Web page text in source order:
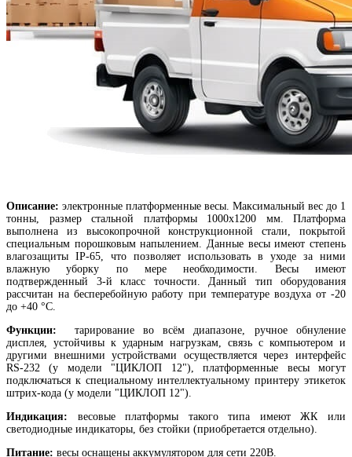
Описание: электронные платформенные весы. Максимальный вес до 1
тонны, размер стальной платформы 1000х1200 мм. Платформа
выполнена из высокопрочной конструкционной стали, покрытой
специальным порошковым напылением. Данные весы имеют степень
влагозащиты IP-65, что позволяет использовать в уходе за ними
влажную уборку по мере необходимости. Весы имеют
подтвержденный 3-й класс точности. Данный тип оборудования
рассчитан на бесперебойную работу при температуре воздуха от -20
до +40 °С.
Функции:
тарирование во всём диапазоне, ручное обнуление
дисплея, устойчивы к ударным нагрузкам, связь с компьютером и
другими внешними устройствами осуществляется через интерфейс
RS-232 (у модели "ЦИКЛОП 12"), платформенные весы могут
подключаться к специальному интеллектуальному принтеру этикеток
штрих-кода (у модели "ЦИКЛОП 12").
Индикация: весовые платформы такого типа имеют ЖК или
светодиодные индикаторы, без стойки (приобретается отдельно).
Питание: весы оснащены аккумулятором для сети 220В.